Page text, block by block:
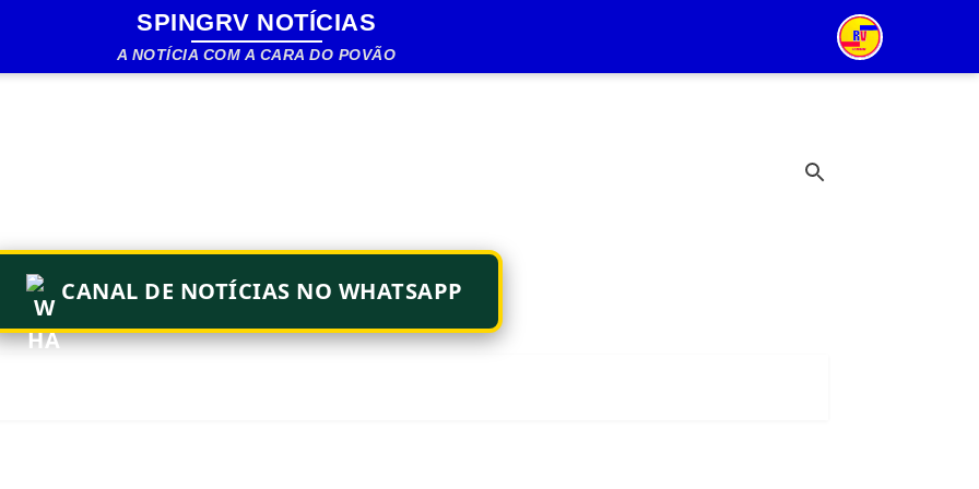
Pular para o conteúdo principal
SPINGRV NOTÍCIAS
A NOTÍCIA COM A CARA DO POVÃO
CANAL DE NOTÍCIAS NO WHATSAPP